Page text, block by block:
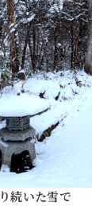
続いた雪で